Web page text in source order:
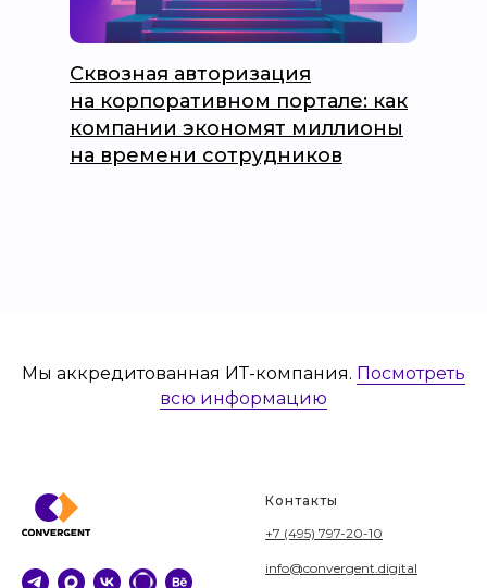
Сквозная авторизация
на корпоративном портале: как
компании экономят миллионы
на времени сотрудников
Мы аккредитованная ИТ-компания. Посмотреть
всю информацию
Контакты
+7 (495) 797-20-10
info@convergent.digital